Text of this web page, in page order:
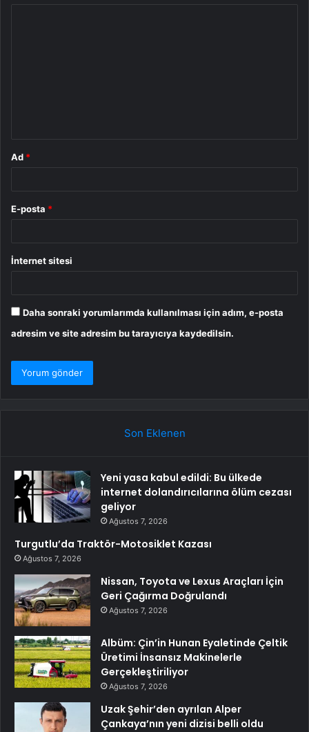
Ad *
E-posta *
İnternet sitesi
Daha sonraki yorumlarımda kullanılması için adım, e-posta
adresim ve site adresim bu tarayıcıya kaydedilsin.
Son Eklenen
Yeni yasa kabul edildi: Bu ülkede
internet dolandırıcılarına ölüm cezası
geliyor
Ağustos 7, 2026
Turgutlu’da Traktör-Motosiklet Kazası
Ağustos 7, 2026
Nissan, Toyota ve Lexus Araçları İçin
Geri Çağırma Doğrulandı
Ağustos 7, 2026
Albüm: Çin’in Hunan Eyaletinde Çeltik
Üretimi İnsansız Makinelerle
Gerçekleştiriliyor
Ağustos 7, 2026
Uzak Şehir’den ayrılan Alper
Çankaya’nın yeni dizisi belli oldu